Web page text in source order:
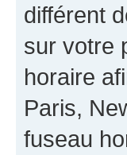
différent
sur votre
horaire
Paris,
fuseau